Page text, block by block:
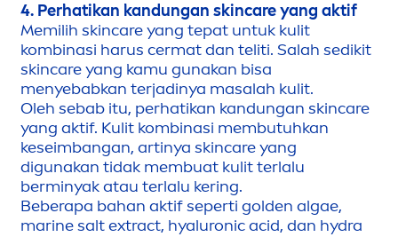
4. Perhatikan kandungan skincareyang aktif
Memilih skincareyang tepat untuk kulit
kombinasi harus cermat dan teliti. Salah sedikit
skincareyang kamu gunakan bisa
menyebabkan terjadinya masalah kulit.
Oleh sebab itu, perhatikan kandungan skincare
yang aktif. Kulit kombinasi membutuhkan
keseimbangan, artinya skincareyang
digunakan tidak membuat kulit terlalu
berminyak atau terlalu kering.
Beberapa bahan aktif seperti golden algae,
marine salt extract, hyaluronic acid, dan hydra